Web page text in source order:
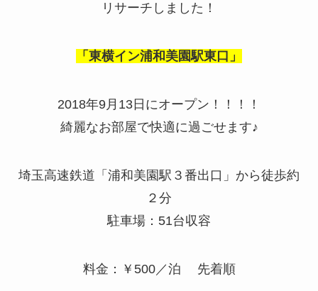
リサーチしました！
「東横イン浦和美園駅東口」
2018年9月13日にオープン！！！！
綺麗なお部屋で快適に過ごせます♪
埼玉高速鉄道「浦和美園駅３番出口」から徒歩約
２分
駐車場：51台収容
料金：￥500／泊 先着順